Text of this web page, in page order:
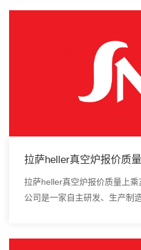
拉萨heller真空炉报价质
拉萨heller真空炉报价质量上
公司是一家自主研发、生产制